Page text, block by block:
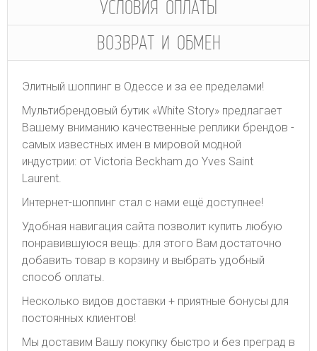
УСЛОВИЯ ОПЛАТЫ
ВОЗВРАТ И ОБМЕН
Элитный шоппинг в Одессе и за ее пределами!
Мультибрендовый бутик «White Story» предлагает
Вашему вниманию качественные реплики брендов -
самых известных имен в мировой модной
индустрии: от Victoria Beckham до Yves Saint
Laurent.
Интернет-шоппинг стал с нами ещё доступнее!
Удобная навигация сайта позволит купить любую
понравившуюся вещь: для этого Вам достаточно
добавить товар в корзину и выбрать удобный
способ оплаты.
Несколько видов доставки + приятные бонусы для
постоянных клиентов!
Мы доставим Вашу покупку быстро и без преград в